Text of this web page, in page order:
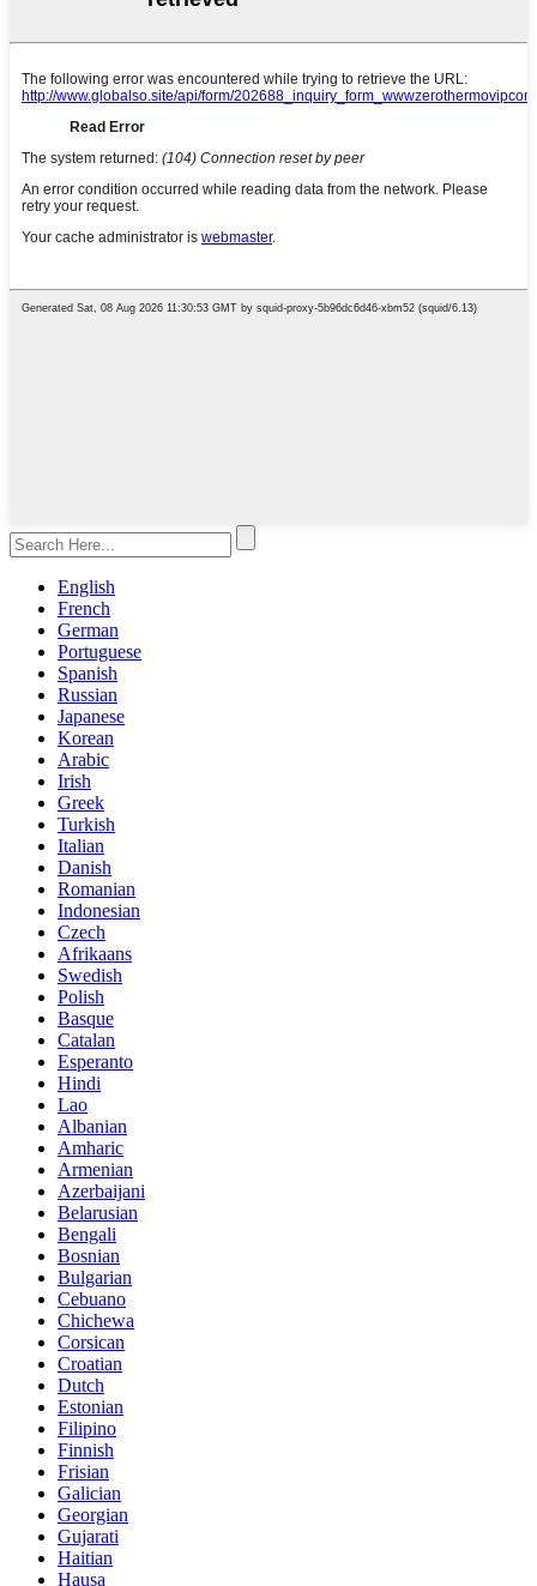
English
French
German
Portuguese
Spanish
Russian
Japanese
Korean
Arabic
Irish
Greek
Turkish
Italian
Danish
Romanian
Indonesian
Czech
Afrikaans
Swedish
Polish
Basque
Catalan
Esperanto
Hindi
Lao
Albanian
Amharic
Armenian
Azerbaijani
Belarusian
Bengali
Bosnian
Bulgarian
Cebuano
Chichewa
Corsican
Croatian
Dutch
Estonian
Filipino
Finnish
Frisian
Galician
Georgian
Gujarati
Haitian
Hausa